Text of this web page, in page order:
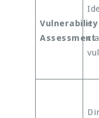
Vulnerability
Assessment
e